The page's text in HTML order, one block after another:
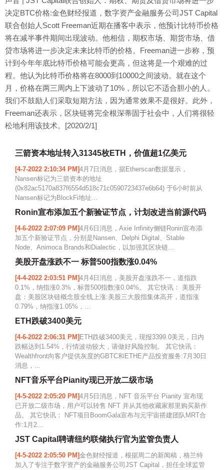
决定BTC价格:金色财经报道，数字资产金融服务公司JST Capital
联合创始人Scott Freeman近期在播客中表示，他预计比特币价格
将在减半事件期间出现波动。他相信，期权市场、期货市场、借
贷市场将进一步决定未来比特币的价格。Freeman进一步称，预
计到今年年底比特币价格可能会更高，但这将是一个艰难的过
程。他认为比特币价格将在8000到10000之间波动。就在这个
月，价格在两三周内上下波动了10%，所以它不适合胆小的人。
我们不鼓励人们采取短期方法，因为通常效果不是很好。此外，
Freeman还表示，区块链将完全根深蒂固于社会中，人们将很轻
松地利用该技术。[2020/2/1]
三箭资本地址转入31345枚ETH，价值超1亿美元
[4-7-2022 2:10:34 PM]4月7日消息，据Etherscan数据显示，
Nansen标记为三箭资本的地址
(0x82ac5170a837f6554d518c71c0590723437e6b64) 于6小时前从
Nansen标记为BlockFi地址...
Ronin宣布添加五个新验证节点，计划改进当前源代码
[4-6-2022 2:07:09 PM]4月6日消息，Axie Infinity侧链Ronin宣布添
加五个新验证节点，分别是Nansen、Delphi Digital、Stable
Node、Animoca Brands和Dialectic，以加强其区块链...
美股开盘涨跌不一 标普500指数涨0.04%
[4-4-2022 2:03:51 PM]4月4日消息，美股开盘涨跌不一，道指跌
0.1%，纳指涨0.3%，标普500指数涨0.04%。 其它快讯： 美股开
盘：美股区块链概念股全线上涨:美股三大股指集体高开，道指涨
0.79%，纳指涨1.05%，...
ETH跌破3400美元
[4-6-2022 2:06:31 PM] ETH跌破3400美元，现报3399.0美元，日内
跌幅达到1.54%，行情波动较大，请做好风险控制。 其它快讯：
Wealthfront向客户提供灰度的GBTC和ETHE产品投资服务:7月30日
消息，...
NFT音乐平台Pianity现已开放二级市场
[4-5-2022 2:05:20 PM]4月5日消息，NFT 音乐平台 Pianity 宣布现
已开放二级市场，用户可以转售 NFT 并从其他收藏家那里购买新作
品。 其它快讯： NFT项目BoomGala宣布与元宇宙搭建团队MRT合
作:1月2...
JST Capital聘请纽约联储执行官为监管负责人
[4-5-2022 2:05:50 PM]金色财经报道，根据周二的新闻稿，格兰特
加入了专注于数字资产的金融服务公司JST Capital，担任全球监管